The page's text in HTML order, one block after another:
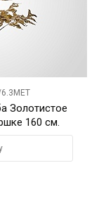
Золотистое
160 см.